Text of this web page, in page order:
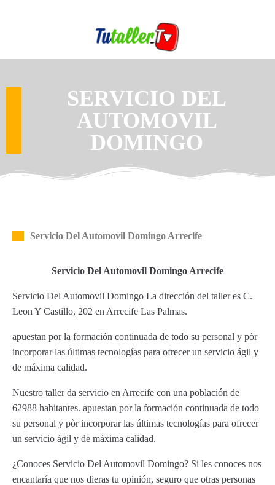
SERVICIO DEL
AUTOMOVIL
DOMINGO
Servicio Del Automovil Domingo Arrecife
Servicio Del Automovil Domingo Arrecife
Servicio Del Automovil Domingo La dirección del taller es C.
Leon Y Castillo, 202 en Arrecife Las Palmas.
apuestan por la formación continuada de todo su personal y pòr
incorporar las últimas tecnologías para ofrecer un servicio ágil y
de máxima calidad.
Nuestro taller da servicio en Arrecife con una población de
62988 habitantes. apuestan por la formación continuada de todo
su personal y pòr incorporar las últimas tecnologías para ofrecer
un servicio ágil y de máxima calidad.
¿Conoces Servicio Del Automovil Domingo? Si les conoces nos
encantaría que nos dieras tu opinión, seguro que otras personas